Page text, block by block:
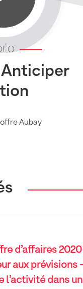
Aubay
d’affaires 2020
aux prévisions
l’activité dans